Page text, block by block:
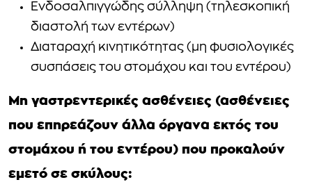
Ενδοσαλπιγγώδης σύλληψη (τηλεσκοπική
διαστολή των εντέρων)
Διαταραχή κινητικότητας (μη φυσιολογικές
συσπάσεις του στομάχου και του εντέρου)
Μη γαστρεντερικές ασθένειες (ασθένειες
που επηρεάζουν άλλα όργανα εκτός του
στομάχου ή του εντέρου) που προκαλούν
εμετό σε σκύλους: